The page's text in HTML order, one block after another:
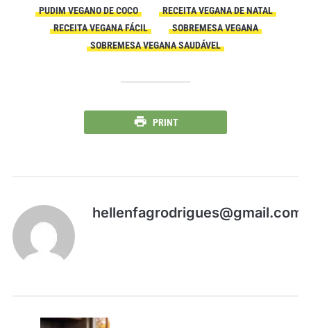
PUDIM VEGANO DE COCO
RECEITA VEGANA DE NATAL
RECEITA VEGANA FÁCIL
SOBREMESA VEGANA
SOBREMESA VEGANA SAUDÁVEL
PRINT
hellenfagrodrigues@gmail.com